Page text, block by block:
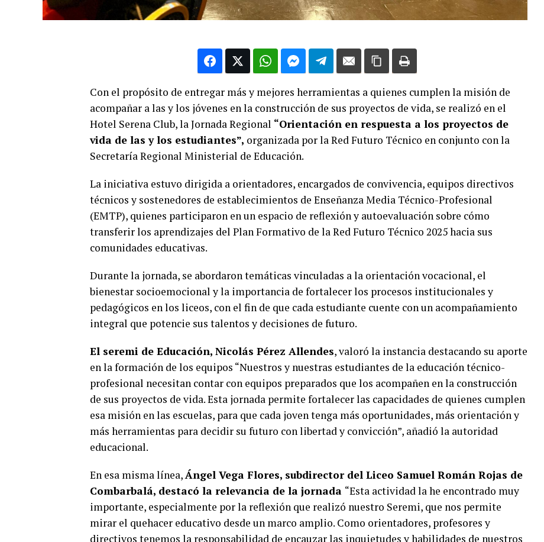
Con el propósito de entregar más y mejores herramientas a quienes cumplen la misión de
acompañar a las y los jóvenes en la construcción de sus proyectos de vida, se realizó en el
Hotel Serena Club, la Jornada Regional “Orientación en respuesta a los proyectos de
vida de las y los estudiantes”, organizada por la Red Futuro Técnico en conjunto con la
Secretaría Regional Ministerial de Educación.
La iniciativa estuvo dirigida a orientadores, encargados de convivencia, equipos directivos
técnicos y sostenedores de establecimientos de Enseñanza Media Técnico-Profesional
(EMTP), quienes participaron en un espacio de reflexión y autoevaluación sobre cómo
transferir los aprendizajes del Plan Formativo de la Red Futuro Técnico 2025 hacia sus
comunidades educativas.
Durante la jornada, se abordaron temáticas vinculadas a la orientación vocacional, el
bienestar socioemocional y la importancia de fortalecer los procesos institucionales y
pedagógicos en los liceos, con el fin de que cada estudiante cuente con un acompañamiento
integral que potencie sus talentos y decisiones de futuro.
El seremi de Educación, Nicolás Pérez Allendes, valoró la instancia destacando su aporte
en la formación de los equipos “Nuestros y nuestras estudiantes de la educación técnico-
profesional necesitan contar con equipos preparados que los acompañen en la construcción
de sus proyectos de vida. Esta jornada permite fortalecer las capacidades de quienes cumplen
esa misión en las escuelas, para que cada joven tenga más oportunidades, más orientación y
más herramientas para decidir su futuro con libertad y convicción”, añadió la autoridad
educacional.
En esa misma línea,Ángel Vega Flores, subdirector del Liceo Samuel Román Rojas de
Combarbalá, destacó la relevancia de la jornada “Esta actividad la he encontrado muy
importante, especialmente por la reflexión que realizó nuestro Seremi, que nos permite
mirar el quehacer educativo desde un marco amplio. Como orientadores, profesores y
directivos tenemos la responsabilidad de encauzar las inquietudes y habilidades de nuestros